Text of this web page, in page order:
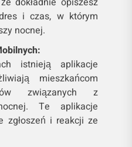
i czas, w którym
nocnej.
istnieją aplikacje
mieszkańcom
związanych z
Te aplikacje
zgłoszeń i reakcji ze